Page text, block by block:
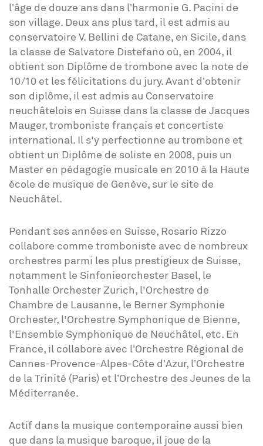
l’âge de douze ans dans l’harmonie G. Pacini de
son village. Deux ans plus tard, il est admis au
conservatoire V. Bellini de Catane, en Sicile, dans
la classe de Salvatore Distefano où, en 2004, il
obtient son Diplôme de trombone avec la note de
10/10 et les félicitations du jury. Avant d’obtenir
son diplôme, il est admis au Conservatoire
neuchâtelois en Suisse dans la classe de Jacques
Mauger, tromboniste français et concertiste
international. Il s'y perfectionne au trombone et
obtient un Diplôme de soliste en 2008, puis un
Master en pédagogie musicale en 2010 à la Haute
école de musique de Genève, sur le site de
Neuchâtel.
Pendant ses années en Suisse, Rosario Rizzo
collabore comme tromboniste avec de nombreux
orchestres parmi les plus prestigieux de Suisse,
notamment le Sinfonieorchester Basel, le
Tonhalle Orchester Zurich, l'Orchestre de
Chambre de Lausanne, le Berner Symphonie
Orchester, l'Orchestre Symphonique de Bienne,
l'Ensemble Symphonique de Neuchâtel, etc. En
France, il collabore avec l’Orchestre Régional de
Cannes-Provence-Alpes-Côte d’Azur, l’Orchestre
de la Trinité (Paris) et l’Orchestre des Jeunes de la
Méditerranée.
Actif dans la musique contemporaine aussi bien
que dans la musique baroque, il joue de la